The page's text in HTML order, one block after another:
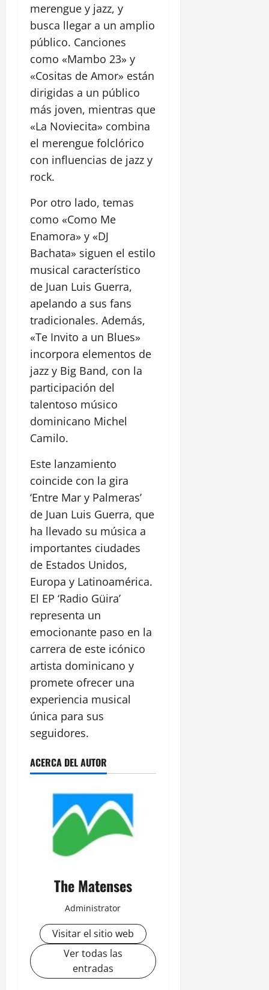
merengue y jazz, y
busca llegar a un amplio
público. Canciones
como «Mambo 23» y
«Cositas de Amor» están
dirigidas a un público
más joven, mientras que
«La Noviecita» combina
el merengue folclórico
con influencias de jazz y
rock.
Por otro lado, temas
como «Como Me
Enamora» y «DJ
Bachata» siguen el estilo
musical característico
de Juan Luis Guerra,
apelando a sus fans
tradicionales. Además,
«Te Invito a un Blues»
incorpora elementos de
jazz y Big Band, con la
participación del
talentoso músico
dominicano Michel
Camilo.
Este lanzamiento
coincide con la gira
‘Entre Mar y Palmeras’
de Juan Luis Guerra, que
ha llevado su música a
importantes ciudades
de Estados Unidos,
Europa y Latinoamérica.
El EP ‘Radio Güira’
representa un
emocionante paso en la
carrera de este icónico
artista dominicano y
promete ofrecer una
experiencia musical
única para sus
seguidores.
ACERCA DEL AUTOR
The Matenses
Administrator
Visitar el sitio web
Ver todas las
entradas